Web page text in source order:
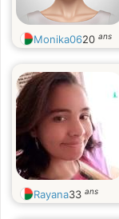
Monika0620 ans
Rayana33 ans